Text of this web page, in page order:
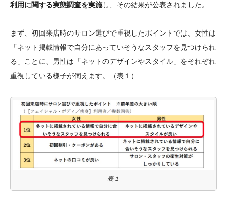
利用に関する実態調査を実施し、その結果が公表されました。
まず、初回来店時のサロン選びで重視したポイントでは、女性は
「ネット掲載情報で自分にあっていそうなスタッフを見つけられ
る」ことに、男性は「ネットのデザインやスタイル」をそれぞれ
重視している様子が伺えます。（表１）
表１